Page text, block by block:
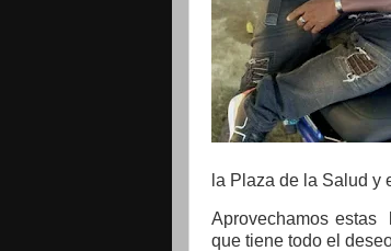
la Plaza de la Salud y
Aprovechamos estas
que tiene todo el